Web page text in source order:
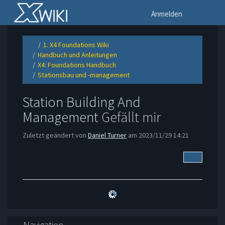
Startseite
Anmelden
Schalte
den
übergeordneten
Baum
von
Stationsbau
und
-
management
um.
1. X4 Foundations Wiki
den
Verzeichnisbaum
unter
1.
X4
Foundations
Wiki
um.
Handbuch und Anleitungen
Handbuch
und
Anleitungen
um.
X4: Foundations Handbuch
den
Verzeichnisbaum
unter
X4:
Foundations
Stationsbau und -management
den
Verzeichnisbaum
und
-management
um.
Station Building And
ManagementGefällt mir
Zuletzt geändert von Daniel Turner am 2023/11/29 14:21
Weitere